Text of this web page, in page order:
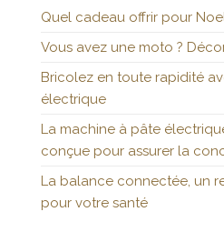
Quel cadeau offrir pour
Vous avez une moto ?
Bricolez en toute rapidité
électrique
La machine à pâte
conçue pour assurer la
La balance connectée, un
pour votre santé